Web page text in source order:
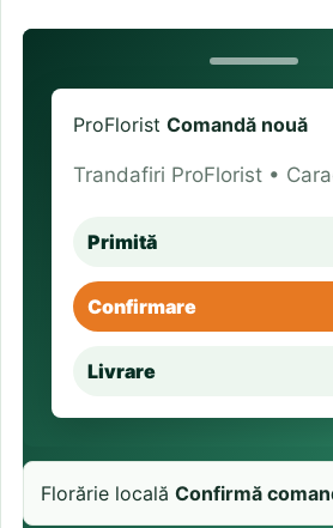
ProFlorist Comandă nouă
Trandafiri ProFlorist •
Primită
Confirmare
Livrare
Florărie locală Confirmă